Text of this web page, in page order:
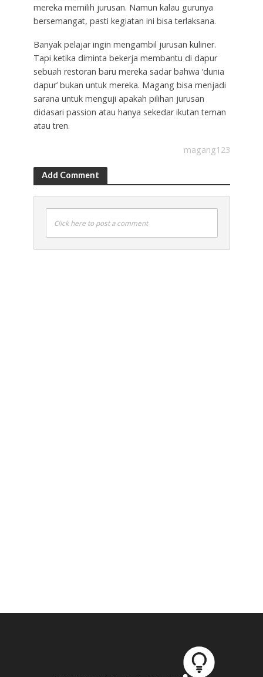
mereka memilih jurusan. Namun kalau gurunya
bersemangat, pasti kegiatan ini bisa terlaksana.
Banyak pelajar ingin mengambil jurusan kuliner.
Tapi ketika diminta bekerja membantu di dapur
sebuah restoran baru mereka sadar bahwa ‘dunia
dapur’ bukan untuk mereka. Magang bisa menjadi
sarana untuk menguji apakah pilihan jurusan
didasari passion atau hanya sekedar ikutan teman
atau tren.
magang123
Add Comment
Click here to post a comment